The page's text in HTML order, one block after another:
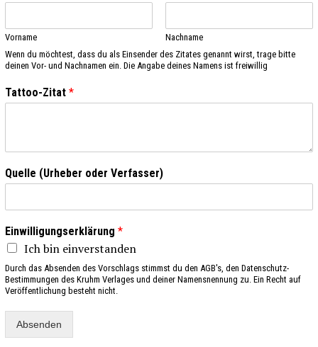
Vorname
Nachname
Wenn du möchtest, dass du als Einsender des Zitates genannt wirst, trage bitte
deinen Vor- und Nachnamen ein. Die Angabe deines Namens ist freiwillig
Tattoo-Zitat *
Quelle (Urheber oder Verfasser)
Einwilligungserklärung *
Ich bin einverstanden
Durch das Absenden des Vorschlags stimmst du den AGB's, den Datenschutz-
Bestimmungen des Kruhm Verlages und deiner Namensnennung zu. Ein Recht auf
Veröffentlichung besteht nicht.
Absenden